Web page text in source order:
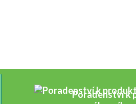
Poradenství k